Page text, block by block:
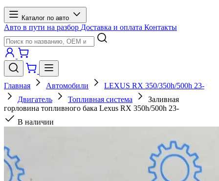
Каталог по авто
Авто в пути на разбор Доставка и оплата Контакты
Главная Автомобили
LEXUS RX 350/350h/500h 23-
Двигатель
Топливная система
Заливная
горловина топливного бака Lexus RX 350h/500h 23-
В наличии